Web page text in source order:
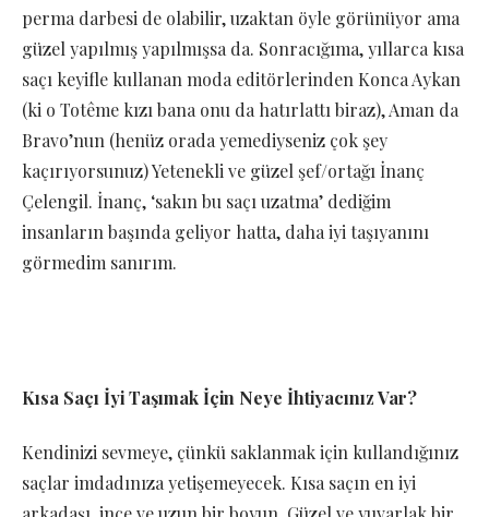
perma darbesi de olabilir, uzaktan öyle görünüyor ama
güzel yapılmış yapılmışsa da. Sonracığıma, yıllarca kısa
saçı keyifle kullanan moda editörlerinden Konca Aykan
(ki o Totême kızı bana onu da hatırlattı biraz), Aman da
Bravo’nun (henüz orada yemediyseniz çok şey
kaçırıyorsunuz) Yetenekli ve güzel şef/ortağı İnanç
Çelengil. İnanç, ‘sakın bu saçı uzatma’ dediğim
insanların başında geliyor hatta, daha iyi taşıyanını
görmedim sanırım.
Kısa Saçı İyi Taşımak İçin Neye İhtiyacınız Var?
Kendinizi sevmeye, çünkü saklanmak için kullandığınız
saçlar imdadınıza yetişemeyecek. Kısa saçın en iyi